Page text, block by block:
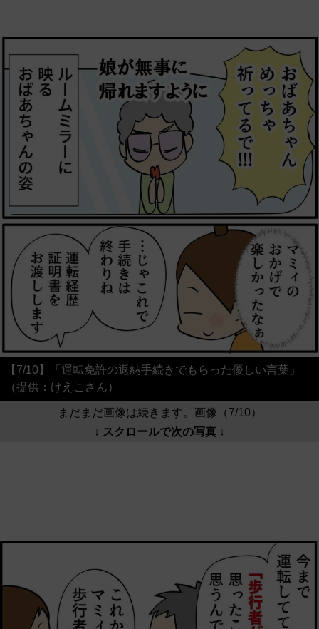
【7/10】「運転免許の返納手続きでもらった優しい言葉」
（提供：けえこさん）
まだまだ画像は続きます。画像（7/10）
↓ スクロールで次の写真 ↓